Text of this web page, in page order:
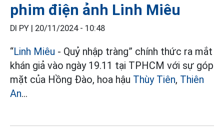
phim điện ảnh Linh Miêu
DI PY | 20/11/2024 - 10:48
“Linh Miêu - Quỷ nhập tràng” chính thức ra mắt
khán giả vào ngày 19.11 tại TPHCM với sự góp
mặt của Hồng Đào, hoa hậu Thùy Tiên, Thiên
An...